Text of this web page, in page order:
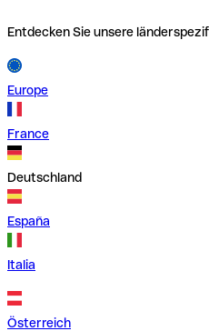
Entdecken Sie unsere
Europe
France
Deutschland
España
Italia
Österreich